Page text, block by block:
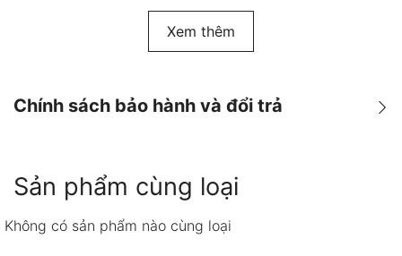
Xem thêm
Chính sách bảo hành và đổi trả
trả
Warranty & Return Policy
Sản phẩm cùng loại
Không có sản phẩm nào cùng loại